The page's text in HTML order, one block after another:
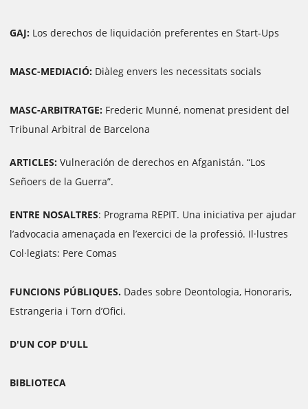
GAJ: Los derechos de liquidación preferentes en Start-Ups
MASC-MEDIACIÓ: Diàleg envers les necessitats socials
MASC-ARBITRATGE: Frederic Munné, nomenat president del
Tribunal Arbitral de Barcelona
ARTICLES: Vulneración de derechos en Afganistán. “Los
Señoers de la Guerra”.
ENTRE NOSALTRES: Programa REPIT. Una iniciativa per ajudar
l’advocacia amenaçada en l’exercici de la professió. Il·lustres
Col·legiats: Pere Comas
FUNCIONS PÚBLIQUES. Dades sobre Deontologia, Honoraris,
Estrangeria i Torn d’Ofici.
D'UN COP D'ULL
BIBLIOTECA